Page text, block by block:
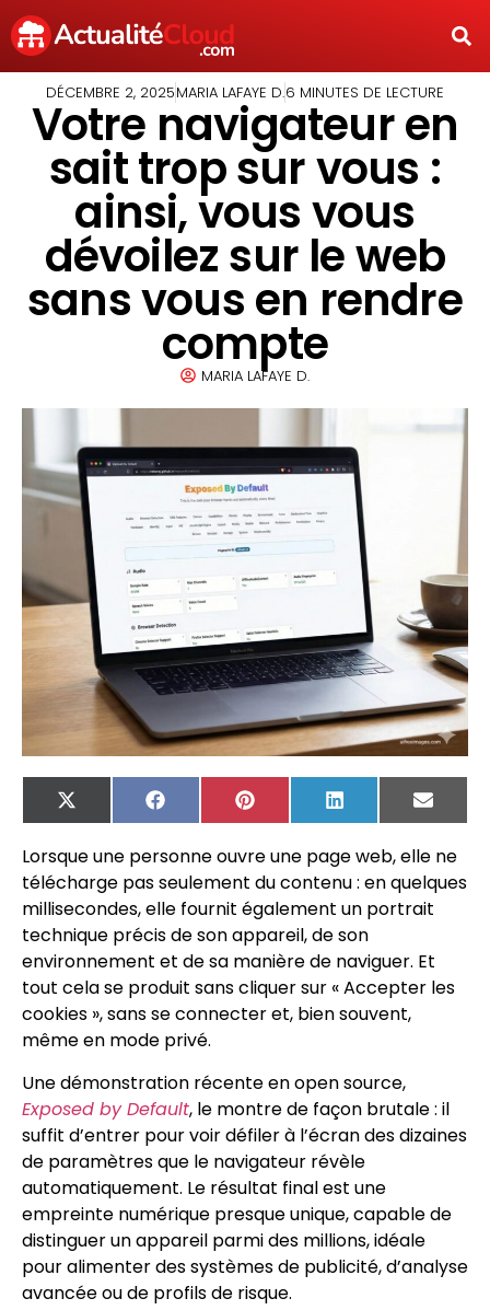
DÉCEMBRE 2, 2025MARIA LAFAYE D.6 MINUTES DE LECTURE
Votre navigateur en
sait trop sur vous :
ainsi, vous vous
dévoilez sur le web
sans vous en rendre
compte
MARIA LAFAYE D.
X
(Twitter)
FacebookPinterest LinkedIn
Email
Lorsque une personne ouvre une page web, elle ne
télécharge pas seulement du contenu : en quelques
millisecondes, elle fournit également un portrait
technique précis de son appareil, de son
environnement et de sa manière de naviguer. Et
tout cela se produit sans cliquer sur « Accepter les
cookies », sans se connecter et, bien souvent,
même en mode privé.
Une démonstration récente en open source,
Exposed by Default, le montre de façon brutale : il
suffit d’entrer pour voir défiler à l’écran des dizaines
de paramètres que le navigateur révèle
automatiquement. Le résultat final est une
empreinte numérique presque unique, capable de
distinguer un appareil parmi des millions, idéale
pour alimenter des systèmes de publicité, d’analyse
avancée ou de profils de risque.